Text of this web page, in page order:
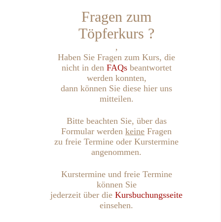
Fragen zum
Töpferkurs ?
‚
Haben Sie Fragen zum Kurs, die
nicht in den FAQsbeantwortet
werden konnten,
dann können Sie diese hier uns
mitteilen.
Bitte beachten Sie, über das
Formular werden keine Fragen
zu freie Termine oder Kurstermine
angenommen.
Kurstermine und freie Termine
können Sie
jederzeit über die Kursbuchungsseite
einsehen.